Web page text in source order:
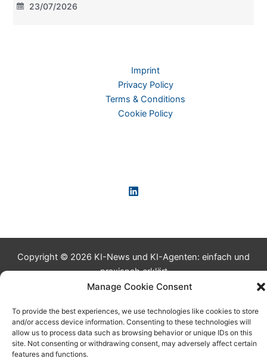
Manage Cookie Consent
To provide the best experiences, we use technologies like cookies to store
and/or access device information. Consenting to these technologies will
allow us to process data such as browsing behavior or unique IDs on this
site. Not consenting or withdrawing consent, may adversely affect certain
features and functions.
23/07/2026
Imprint
Privacy Policy
Terms & Conditions
Cookie Policy
Copyright © 2026 KI-News und KI-Agenten: einfach und
praxisnah erklärt